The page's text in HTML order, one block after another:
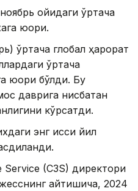
ойидаги ўртача
юқори.
ўртача глобал ҳарорат
ўртача
юқори бўлди. Бу
даврига нисбатан
кўрсатди.
энг иссиқ йил
Service (C3S) директори
айтишича, 2024